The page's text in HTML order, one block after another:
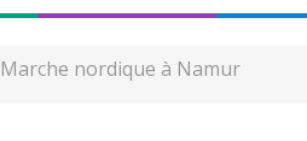
Marche nordique à Namur